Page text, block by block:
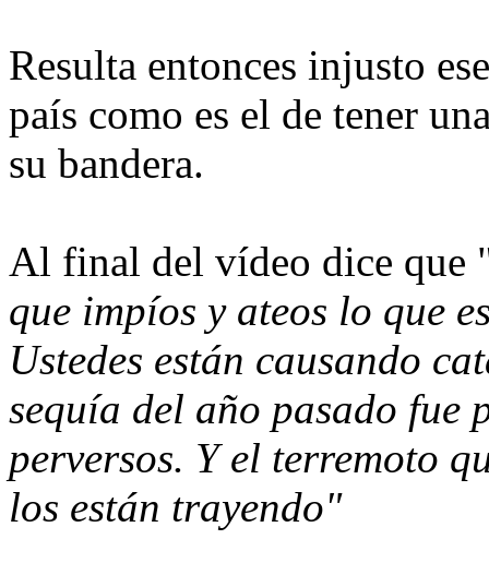
Resulta entonces injusto
país como es el de tener
su bandera.
Al final del vídeo dice que
que impíos y ateos lo que
Ustedes están causando
sequía del año pasado fue
perversos. Y el terremoto
los están trayendo"